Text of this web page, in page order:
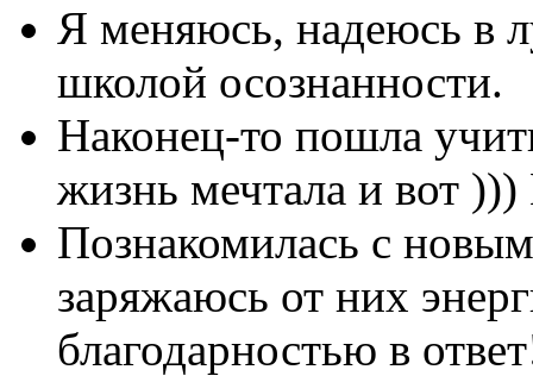
Я меняюсь, надеюсь в
школой осознанности.
Наконец-то пошла
жизнь мечтала и вот
Познакомилась с
заряжаюсь от них
благодарностью в